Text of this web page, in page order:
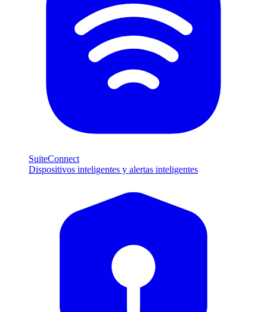
SuiteConnect
Dispositivos inteligentes y alertas inteligentes